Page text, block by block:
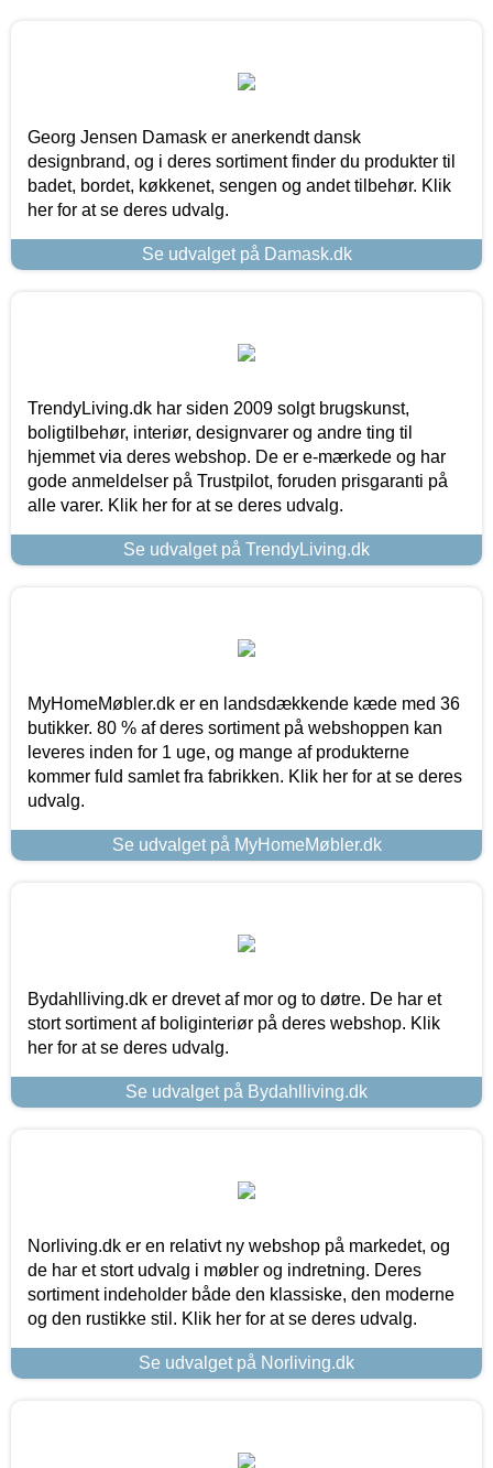
Georg Jensen Damask er anerkendt dansk
designbrand, og i deres sortiment finder du produkter til
badet, bordet, køkkenet, sengen og andet tilbehør. Klik
her for at se deres udvalg.
Se udvalget på Damask.dk
TrendyLiving.dk har siden 2009 solgt brugskunst,
boligtilbehør, interiør, designvarer og andre ting til
hjemmet via deres webshop. De er e-mærkede og har
gode anmeldelser på Trustpilot, foruden prisgaranti på
alle varer. Klik her for at se deres udvalg.
Se udvalget på TrendyLiving.dk
MyHomeMøbler.dk er en landsdækkende kæde med 36
butikker. 80 % af deres sortiment på webshoppen kan
leveres inden for 1 uge, og mange af produkterne
kommer fuld samlet fra fabrikken. Klik her for at se deres
udvalg.
Se udvalget på MyHomeMøbler.dk
Bydahlliving.dk er drevet af mor og to døtre. De har et
stort sortiment af boliginteriør på deres webshop. Klik
her for at se deres udvalg.
Se udvalget på Bydahlliving.dk
Norliving.dk er en relativt ny webshop på markedet, og
de har et stort udvalg i møbler og indretning. Deres
sortiment indeholder både den klassiske, den moderne
og den rustikke stil. Klik her for at se deres udvalg.
Se udvalget på Norliving.dk